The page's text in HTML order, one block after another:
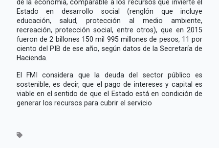
de la economía, comparable a los recursos que invierte el
Estado en desarrollo social (renglón que incluye
educación, salud, protección al medio ambiente,
recreación, protección social, entre otros), que en 2015
fueron de 2 billones 150 mil 995 millones de pesos, 11 por
ciento del PIB de ese año, según datos de la Secretaría de
Hacienda.
El FMI considera que la deuda del sector público es
sostenible, es decir, que el pago de intereses y capital es
viable en el sentido de que el Estado está en condición de
generar los recursos para cubrir el servicio